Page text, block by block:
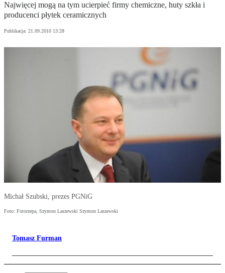
Najwięcej mogą na tym ucierpieć firmy chemiczne, huty szkła i
producenci płytek ceramicznych
Publikacja: 21.09.2010 13:28
Michał Szubski, prezes PGNiG
Foto: Fotorzepa, Szymon Laszewski Szymon Laszewski
Tomasz Furman